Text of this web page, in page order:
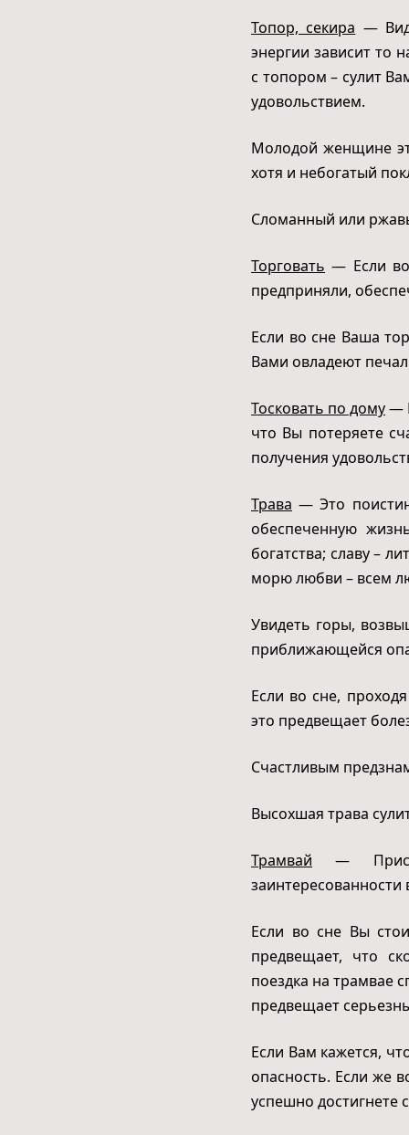
Топор, секира —
энергии зависит то
с топором – сулит
удовольствием.
Молодой женщине
хотя и небогатый
Сломанный или
Торговать — Если во
предприняли,
Если во сне Ваша
Вами овладеют
Тосковать по дому—
что Вы потеряете
получения
Трава — Это
обеспеченную
богатства; славу –
морю любви – всем
Увидеть горы,
приближающейся
Если во сне,
это предвещает
Счастливым
Высохшая трава
Трамвай —
Если во сне Вы
предвещает, что
поездка на трамвае
предвещает
Если Вам кажется,
опасность. Если же
успешно достигнете